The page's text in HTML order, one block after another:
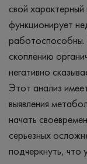
свой
функционирует
работоспособны.
скоплению
негативно
Этот анализ
выявления
начать
серьезных
подчеркнуть, что